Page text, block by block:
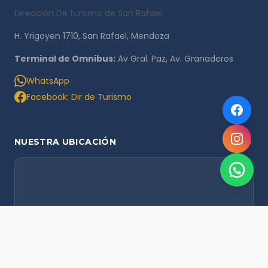
Dirección De turismo de San Rafael
H. Yrigoyen 1710, San Rafael, Mendoza
Terminal de Omnibus: Av Gral. Paz, Av. Granaderos
WhatsApp
Facebook: Dir de Turismo
NUESTRA UBICACIÓN